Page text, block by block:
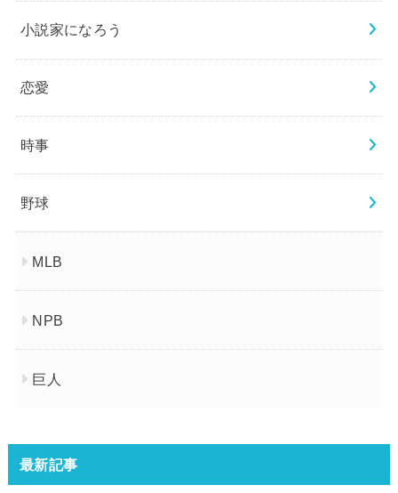
小説家になろう
恋愛
時事
野球
MLB
NPB
巨人
最新記事